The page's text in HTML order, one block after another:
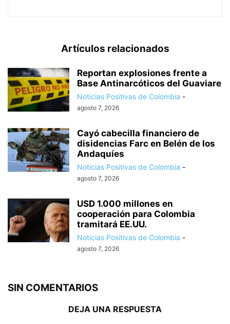
Artículos relacionados
Reportan explosiones frente a
Base Antinarcóticos del Guaviare
Noticias Positivas de Colombia -
agosto 7, 2026
Cayó cabecilla financiero de
disidencias Farc en Belén de los
Andaquíes
Noticias Positivas de Colombia -
agosto 7, 2026
USD 1.000 millones en
cooperación para Colombia
tramitará EE.UU.
Noticias Positivas de Colombia -
agosto 7, 2026
SIN COMENTARIOS
DEJA UNA RESPUESTA